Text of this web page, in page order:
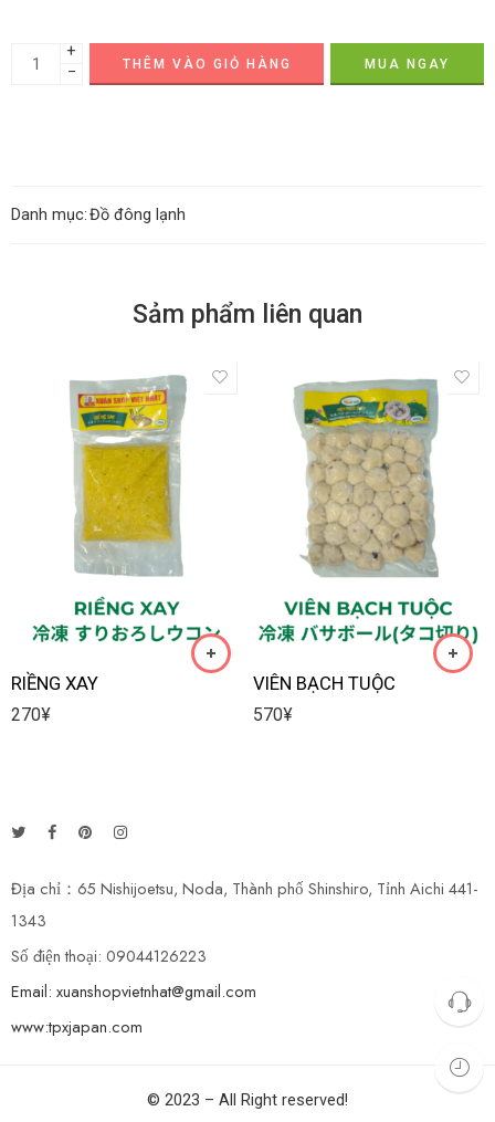
+
−
THÊM VÀO GIỎ HÀNG MUA NGAY
Danh mục:Đồ đông lạnh
Sảm phẩm liên quan
RIỀNG XAY
270¥
VIÊN BẠCH TUỘC
570¥
Địa chỉ：65 Nishijoetsu, Noda, Thành phố Shinshiro, Tỉnh Aichi 441-
1343
Số điện thoại: 09044126223
Email: xuanshopvietnhat@gmail.com
www:tpxjapan.com
© 2023 – All Right reserved!